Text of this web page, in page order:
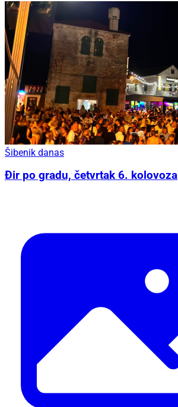
Šibenik danas
Đir po gradu, četvrtak 6. kolovoza